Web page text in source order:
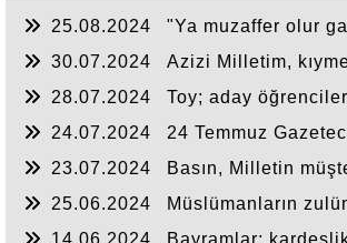
25.08.2024
"Ya muzaffer olur
30.07.2024
Azizi Milletim,
28.07.2024
Toy; aday
24.07.2024
24 Temmuz
23.07.2024
Basın, Milletin
25.06.2024
Müslümanların
14.06.2024
Bayramlar;